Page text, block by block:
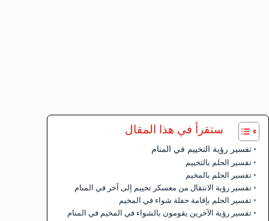
ستقرأ في هذا المقال
تفسير رؤية التخييم في المنام
تفسير الحلم بالتخييم
تفسير الحلم بالمخيم
تفسير رؤية الانتقال من معسكر تخييم إلى آخر في المنام
تفسير الحلم بإقامة حفلة شواء في المخيم
تفسير رؤية الآخرين يقومون بالشواء في المخيم في المنام